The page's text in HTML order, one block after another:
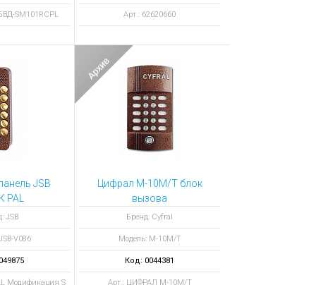
SM101RCPL Арт.: 62620660
JSB
PAL
S
JSB
V086
Модификация S
Цифрал M-10M/T блок
вызова
Бренд: Cyfral
Модель: M-10M/T
Код: 0044381
Арт.: ЦИФРАЛ M-10M/T